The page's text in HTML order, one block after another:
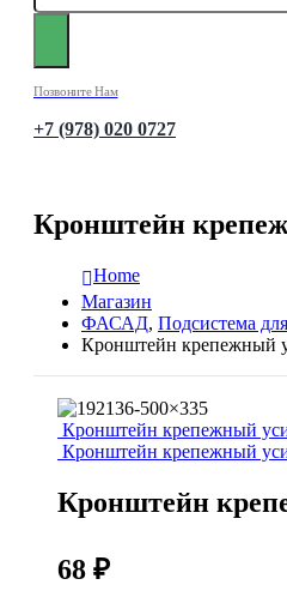
Позвоните Нам
+7 (978) 020 0727
Кронштейн
Home
Магазин
ФАСАД, Подсистема
Кронштейн крепежный
Кронштейн крепежный
Кронштейн крепежный
Кронштейн
68 ₽